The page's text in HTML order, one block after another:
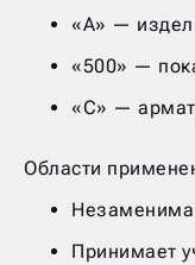
«А» —
«500» —
«С» —
Области
Незаменима
Принимает